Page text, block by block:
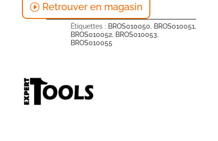
Retrouver en magasin
Étiquettes : BROS010050, BROS010051,
BROS010052, BROS010053,
BROS010055